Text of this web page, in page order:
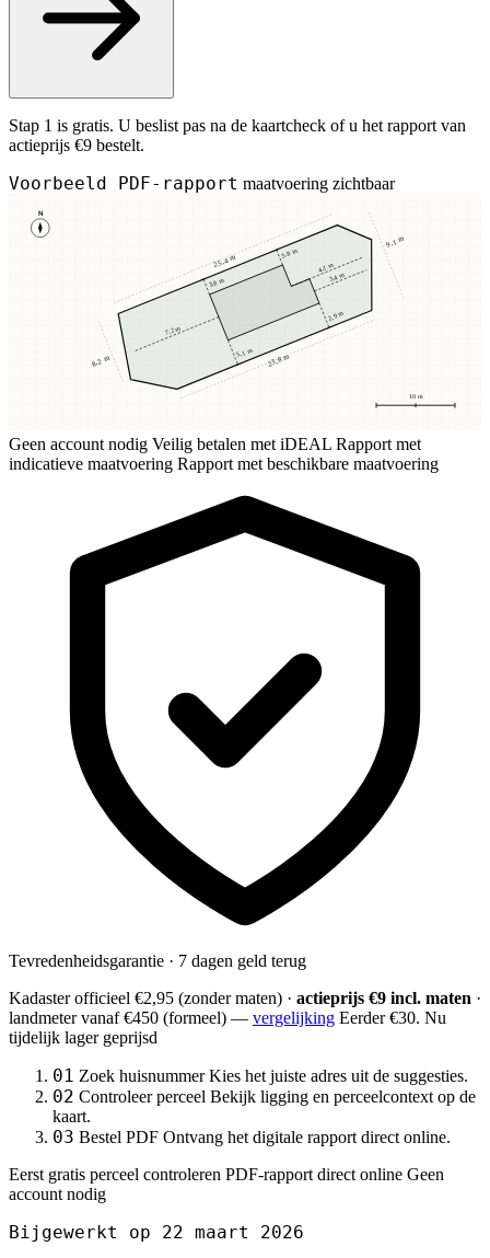
Stap 1 is gratis. U beslist pas na de kaartcheck of u het rapport van
actieprijs €9 bestelt.
Voorbeeld PDF-rapport maatvoering zichtbaar
N
10 m
3,8 m
3,8 m
5,1 m
2,9 m
7,2 m
3,4 m
4,1 m
25,4 m
23,8 m
8,2 m
9,1 m
Geen account nodig Veilig betalen met iDEAL Rapport met
indicatieve maatvoering Rapport met beschikbare maatvoering
Tevredenheidsgarantie · 7 dagen geld terug
Kadaster officieel €2,95 (zonder maten) · actieprijs €9 incl. maten ·
landmetervanaf €450 (formeel) — vergelijking Eerder €30. Nu
tijdelijk lager geprijsd
01 Zoek huisnummer Kies het juiste adres uit de suggesties.
02 Controleer perceel Bekijk ligging en perceelcontext op de
kaart.
03 Bestel PDF Ontvang het digitale rapport direct online.
Eerst gratis perceel controleren PDF-rapport direct online Geen
account nodig
Bijgewerkt op 22 maart 2026